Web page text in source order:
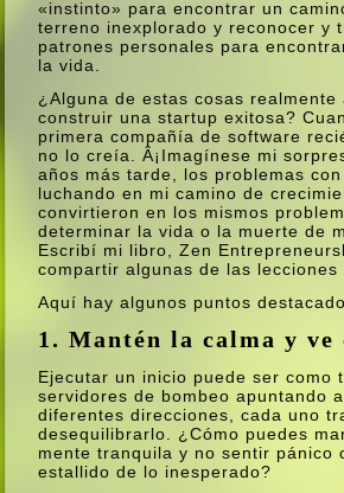
«instinto» para encontrar un
terreno inexplorado y reconocer y
patrones personales para
la vida.
¿Alguna de estas cosas realmente
construir una startup exitosa?
primera compañí­a de software
no lo creí­a. Â¡Imagí­nese mi
años más tarde, los problemas
luchando en mi camino de
convirtieron en los mismos
determinar la vida o la muerte de
Escribí­ mi libro, Zen
compartir algunas de las lecciones
Aquí­ hay algunos puntos
1. Mantén la calma y ve
Ejecutar un inicio puede ser como
servidores de bombeo apuntando
diferentes direcciones, cada uno
desequilibrarlo. ¿Cómo puedes
mente tranquila y no sentir pánico
estallido de lo inesperado?